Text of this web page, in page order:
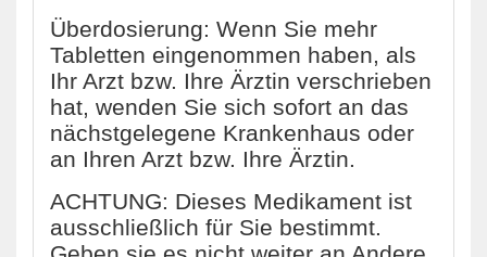
Überdosierung: Wenn Sie mehr
Tabletten eingenommen haben, als
Ihr Arzt bzw. Ihre Ärztin verschrieben
hat, wenden Sie sich sofort an das
nächstgelegene Krankenhaus oder
an Ihren Arzt bzw. Ihre Ärztin.
ACHTUNG: Dieses Medikament ist
ausschließlich für Sie bestimmt.